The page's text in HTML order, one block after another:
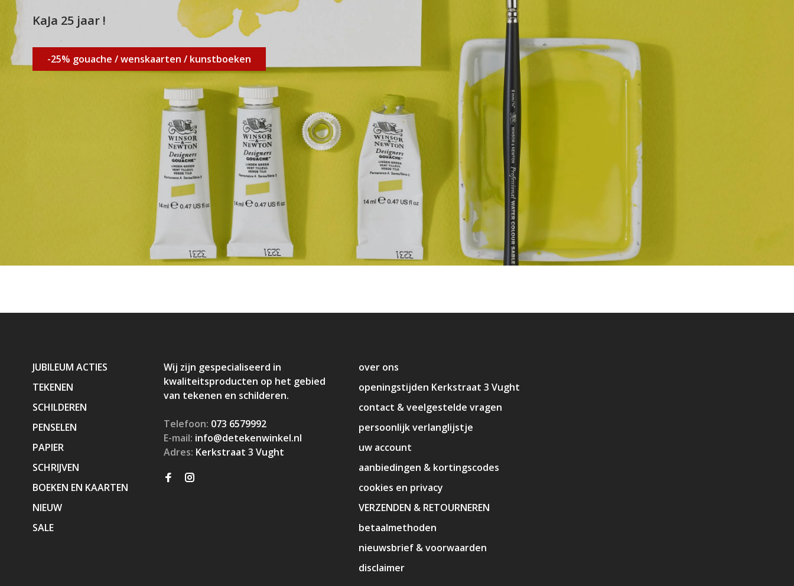
KaJa 25 jaar !
-25% gouache / wenskaarten / kunstboeken
JUBILEUM ACTIES
TEKENEN
SCHILDEREN
PENSELEN
PAPIER
SCHRIJVEN
BOEKEN EN KAARTEN
NIEUW
SALE
Wij zijn gespecialiseerd in
kwaliteitsproducten op het gebied
van tekenen en schilderen.
Telefoon: 073 6579992
E-mail: info@detekenwinkel.nl
Adres: Kerkstraat 3 Vught
over ons
openingstijden Kerkstraat 3 Vught
contact & veelgestelde vragen
persoonlijk verlanglijstje
uw account
aanbiedingen & kortingscodes
cookies en privacy
VERZENDEN & RETOURNEREN
betaalmethoden
nieuwsbrief & voorwaarden
disclaimer